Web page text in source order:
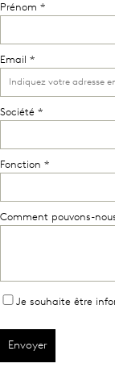
Prénom *
Email *
Société *
Fonction *
Comment pouvons-
Je souhaite être